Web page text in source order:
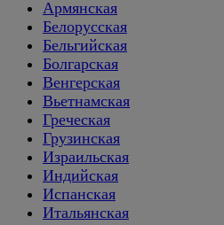
Армянская
Белорусская
Бельгийская
Болгарская
Венгерская
Вьетнамская
Греческая
Грузинская
Израильская
Индийская
Испанская
Итальянская